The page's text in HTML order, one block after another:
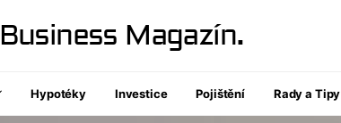
Business Magazín.
Hypotéky Investice Pojištění Rady a Tipy